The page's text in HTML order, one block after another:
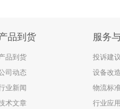
品到货
品到货
司动态
业新闻
术文章
服务
投诉建议
设备改造
物流标
行业应用